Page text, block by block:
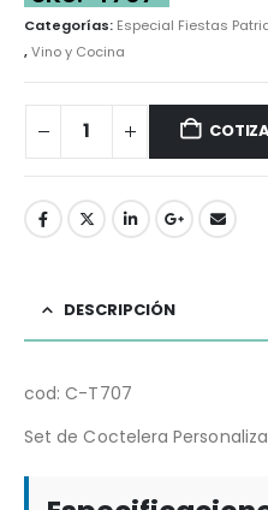
Categorías: Especial Fiestas
,Vino y Cocina
DESCRIPCIÓN
cod: C-T707
Set de Coctelera